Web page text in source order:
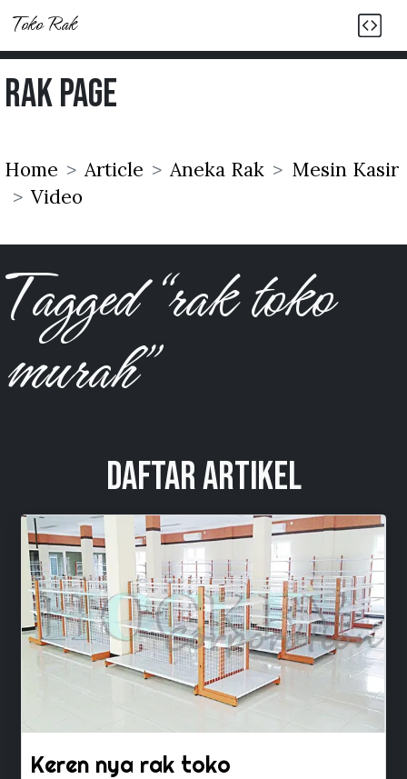
Toko Rak
Rak Page
Home Article Aneka Rak
Mesin Kasir
Video
Tagged “rak toko
murah”
Daftar Artikel
Keren nya rak toko